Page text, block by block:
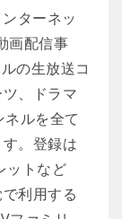
ターネッ
画配信事
の生放送コ
、ドラマ
ルを全て
。登録は
ットなど
利用する